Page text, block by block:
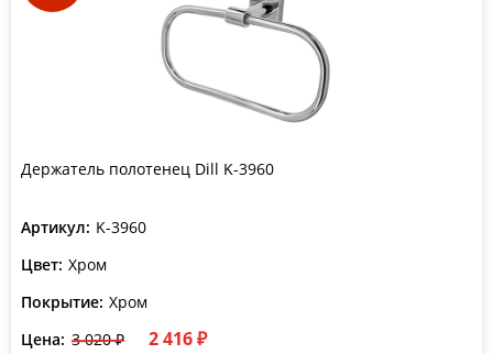
Держатель полотенец Dill K-3960
Артикул: K-3960
Цвет: Хром
Покрытие: Хром
Цена: 3 020 ₽ 2 416 ₽